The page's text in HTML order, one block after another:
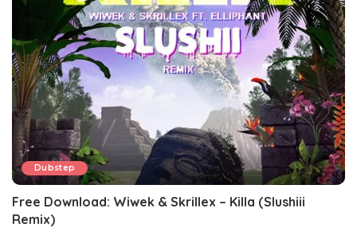
Dubstep
Free Download: Wiwek & Skrillex – Killa (Slushiii
Remix)